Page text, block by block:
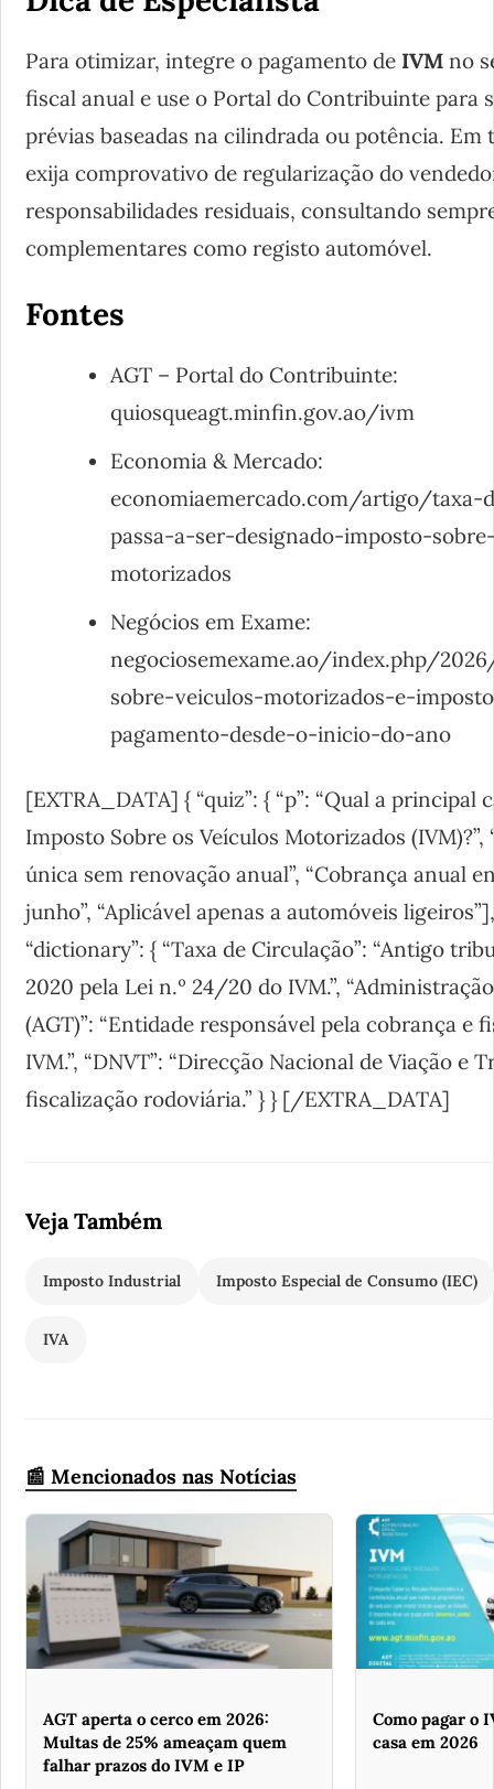
Para otimizar, integre o pagamento de IVM no
fiscal anual e use o Portal do Contribuinte para
prévias baseadas na cilindrada ou potência. Em
exija comprovativo de regularização do
responsabilidades residuais, consultando
complementares como registo automóvel.
Fontes
AGT – Portal do Contribuinte:
quiosqueagt.minfin.gov.ao/ivm
Economia & Mercado:
economiaemercado.com/artigo/taxa-
passa-a-ser-designado-imposto-
motorizados
Negócios em Exame:
negociosemexame.ao/index.php/
sobre-veiculos-motorizados-e-
pagamento-desde-o-inicio-do-ano
[EXTRA_DATA] { “quiz”: { “p”: “Qual a principal
Imposto Sobre os Veículos Motorizados (IVM)?”,
única sem renovação anual”, “Cobrança anual
junho”, “Aplicável apenas a automóveis ligeiros”],
“dictionary”: { “Taxa de Circulação”: “Antigo
2020 pela Lei n.º 24/20 do IVM.”,
(AGT)”: “Entidade responsável pela cobrança e
IVM.”, “DNVT”: “Direcção Nacional de Viação e
fiscalização rodoviária.” } } [/EXTRA_DATA]
Veja Também
Imposto Industrial Imposto Especial de Consumo (IEC)
IVA
📰 Mencionados nas Notícias
AGT aperta o cerco em 2026:
Multas de 25% ameaçam quem
falhar prazos do IVM e IP
Como pagar o
casa em 2026